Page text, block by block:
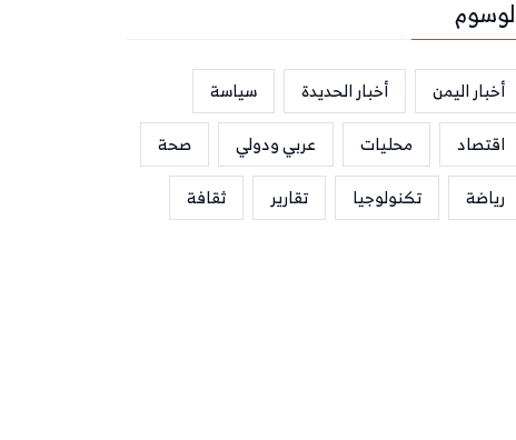
أخبار اليمن أخبار الحديدة
سياسة
اقتصاد
محليات عربي ودولي
صحة
رياضة
تكنولوجيا تقارير ثقافة